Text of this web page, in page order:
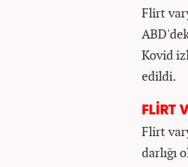
Flirt
Kovid
edildi.
FLİRT
Flirt
darlığı